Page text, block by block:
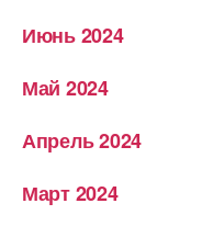
Июнь 2024
Май 2024
Апрель 2024
Март 2024